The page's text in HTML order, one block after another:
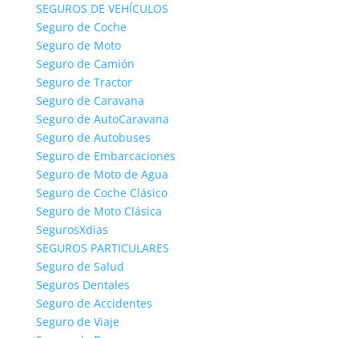
SEGUROS DE VEHÍCULOS
Seguro de Coche
Seguro de Moto
Seguro de Camión
Seguro de Tractor
Seguro de Caravana
Seguro de AutoCaravana
Seguro de Autobuses
Seguro de Embarcaciones
Seguro de Moto de Agua
Seguro de Coche Clásico
Seguro de Moto Clásica
SegurosXdias
SEGUROS PARTICULARES
Seguro de Salud
Seguros Dentales
Seguro de Accidentes
Seguro de Viaje
WhatsApp:644 325 160
SOLICITAR LLAMADA
HORARIO:
Lunes a Viernes: 9:00 a 22:00
Sábados: 10:00 a 15:00
Copyright © 2008 - 2026 SegurosyAseguradoras.com
- Grupo Seguros Generales | Sistema actualizado el
Jueves 06 de Agosto de 2026
Utilizamos cookies para asegurar que damos la mejor experiencia
al usuario en nuestro sitio web. Si continúa utilizando este sitio